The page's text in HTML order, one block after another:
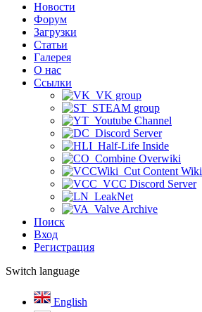
Новости
Форум
Загрузки
Статьи
Галерея
О нас
Ссылки
VK group
STEAM group
Youtube Channel
Discord Server
Half-Life Inside
Combine Overwiki
Cut Content Wiki
VCC Discord Server
LeakNet
Valve Archive
Поиск
Вход
Регистрация
Switch language
English